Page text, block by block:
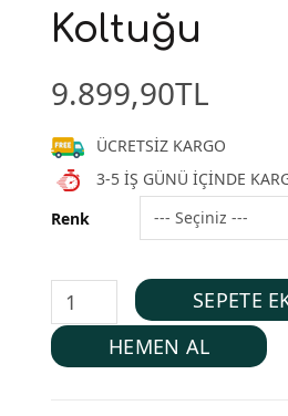
Koltuğu
9.899,90TL
ÜCRETSİZ KARGO
3-5 İŞ GÜNÜ İÇİNDE
Renk
SEPETE
HEMEN AL